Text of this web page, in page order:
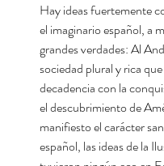
Hay ideas fuertemente
el imaginario español, a
grandes verdades: Al
sociedad plural y rica
decadencia con la
el descubrimiento de
manifiesto el carácter
español, las ideas de la